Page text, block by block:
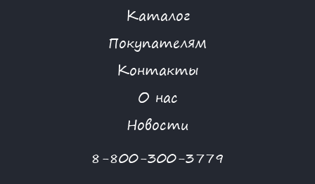
Каталог
Покупателям
Контакты
О нас
Новости
8-800-300-3779
ЯГОДНЫЙ ЗЕФИР